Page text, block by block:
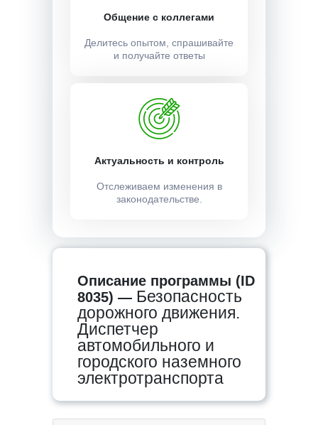
Общение с коллегами
Делитесь опытом, спрашивайте
и получайте ответы
Актуальность и контроль
Отслеживаем изменения в
законодательстве.
Описание программы (ID
8035) — Безопасность
дорожного движения.
Диспетчер
автомобильного и
городского наземного
электротранспорта